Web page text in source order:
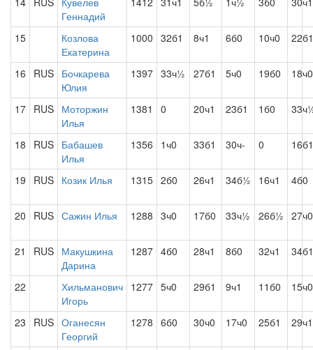
Геннадий
15
Козлова
Екатерина
1000 32б1 8ч1 6б0 10ч0 22б1
16 RUS Бочкарева
Юлия
1397 33ч½ 27б1 5ч0 19б0 18ч0
17 RUS Моторжин
Илья
1381 0 20ч1 23б1 1б0
18 RUS Бабашев
Илья
1356 1ч0 33б1 30ч- 0 16б1
19 RUS Козик Илья 1315 2б0 26ч1 34б½ 16ч1 4б0
20 RUS Сажин Илья 1288 3ч0 17б0 33ч½ 26б½ 27ч0
21 RUS Макушкина
Дарина
1287 4б0 28ч1 8б0 32ч1 34б1
22
Хильманович
Игорь
1277 5ч0 29б1 9ч1 11б0 15ч0
23 RUS Оганесян
Георгий
1278 6б0 30ч0 17ч0 25б1 29ч1